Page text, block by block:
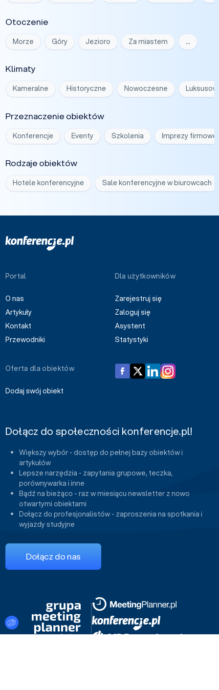
Otoczenie
Morze Góry Jezioro Za miastem …
Klimaty
Kameralne Historyczne Nowoczesne
Przeznaczenie obiektów
Konferencje Eventy Szkolenia Imprezy firmowe
Rodzaje obiektów
Hotele konferencyjne Sale konferencyjne w biurowcach
Portal
O nas
Artykuły
Kontakt
Przewodniki
Dla użytkowników
Zarejestruj się
Zaloguj się
Asystent
Statystyki
Oferta dla obiektów
Dodaj swój obiekt
Dołącz do społeczności konferencje.pl!
Większy wybór - dostęp do pełnej bazy obiektów i
artykułów
Lepsze narzędzia - zapytania grupowe, teczka,
porównywarka i inne
Bądź na bieżąco - raz w miesiącu newsletter z nowo
otwartymi obiektami
Dołącz do profesjonalistów - zaproszenia na spotkania i
wyjazdy studyjne
Dołącz do nas
Ustawienia plików cookies